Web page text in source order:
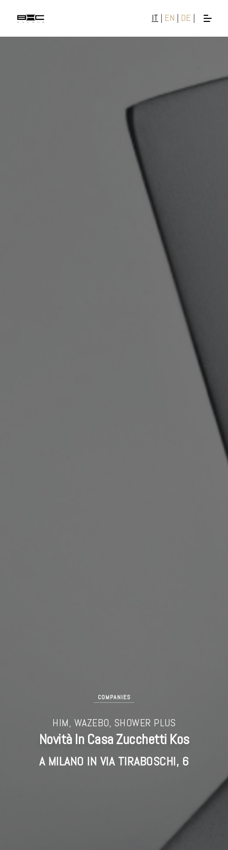
IT | EN | DE |
COMPANIES
HIM, WAZEBO, SHOWER PLUS
Novità In Casa Zucchetti Kos
A MILANO IN VIA TIRABOSCHI, 6